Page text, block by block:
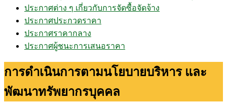
ประกาศต่าง ๆ เกี่ยวกับการจัดซื้อจัดจ้าง
ประกาศประกวดราคา
ประกาศราคากลาง
ประกาศผู้ชนะการเสนอราคา
การดำเนินการตามนโยบายบริหาร และ
พัฒนาทรัพยากรบุคคล